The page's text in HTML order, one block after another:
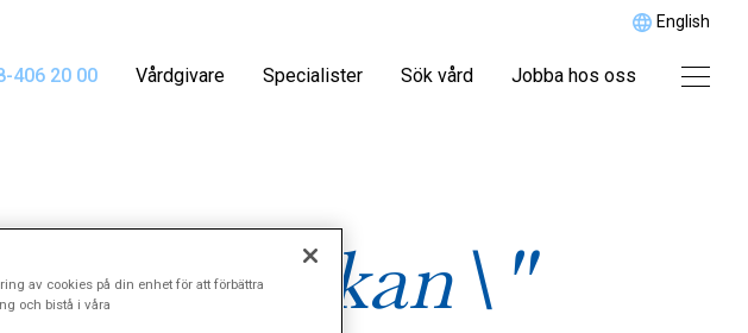
English
406 20 00 Vårdgivare Specialister Sök vård Jobba hos oss
av cookies på din enhet för att förbättra
och bistå i våra